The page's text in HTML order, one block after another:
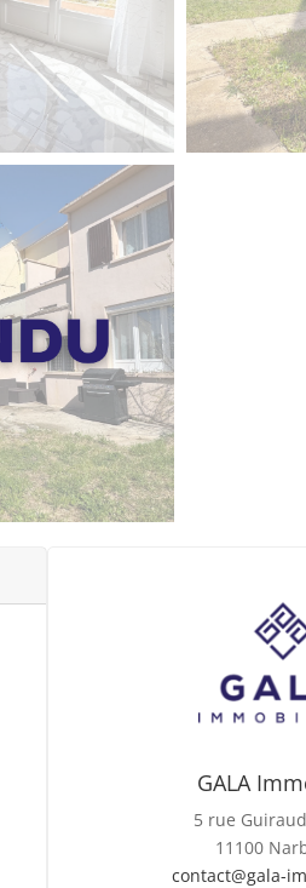
GALA
5 rue
11100
contact@gala-